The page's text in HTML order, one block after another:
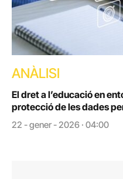
ANÀLISI
El dret a l’educació en
protecció de les dades
22 - gener - 2026 · 04:00